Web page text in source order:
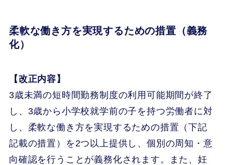
柔軟な働き方を実現するための措置（義務
化）
【改正内容】
3歳未満の短時間勤務制度の利用可能期間が終了
し、3歳から小学校就学前の子を持つ労働者に対
し、柔軟な働き方を実現するための措置（下記
記載の措置）を2つ以上提供し、個別の周知・意
向確認を行うことが義務化されます。また、妊